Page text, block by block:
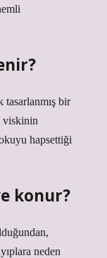
tasarlanmış bir
viskinin
hapsettiği
konur?
neden